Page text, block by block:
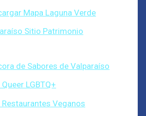
Mapa Laguna Verde
Sitio Patrimonio
de Sabores de Valparaíso
Queer LGBTQ+
Restaurantes Veganos